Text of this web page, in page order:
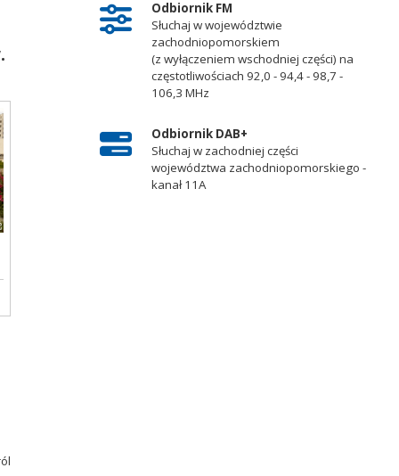
Odbiornik FM
Słuchaj w województwie
zachodniopomorskiem
(z wyłączeniem wschodniej części) na
częstotliwościach 92,0 - 94,4 - 98,7 -
106,3 MHz
Odbiornik DAB+
Słuchaj w zachodniej części
województwa zachodniopomorskiego -
kanał 11A